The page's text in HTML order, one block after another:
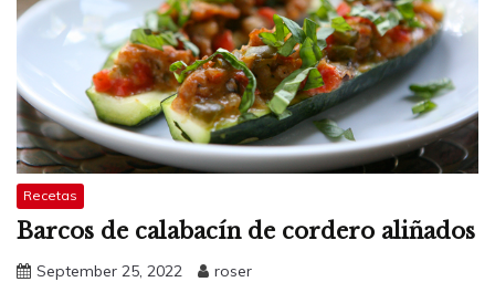
Recetas
Barcos de calabacín de cordero aliñados
September 25, 2022 roser